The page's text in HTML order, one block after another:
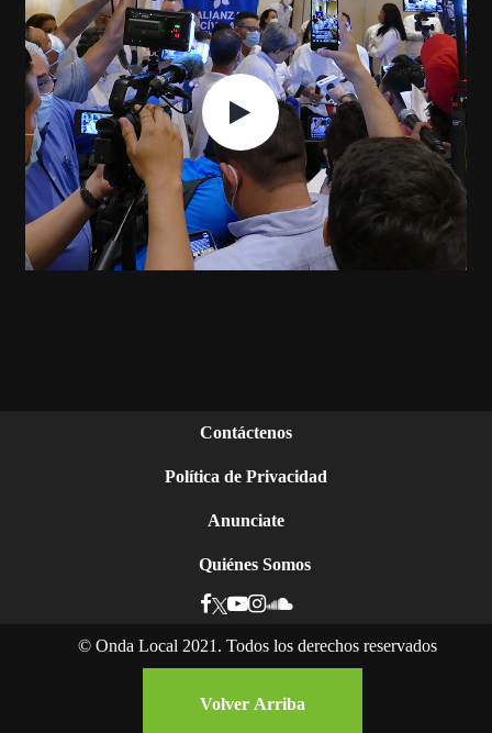
Contáctenos
Política de Privacidad
Anunciate
Quiénes Somos
© Onda Local 2021. Todos los derechos reservados
Volver Arriba
Ser mujer y negra en Nicaragua: la lucha por el
reconocimiento de sus derechos